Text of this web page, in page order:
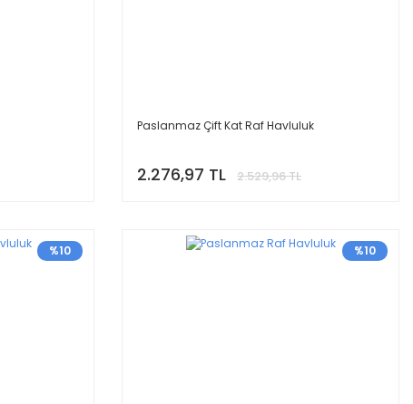
Paslanmaz Çift Kat Raf Havluluk
2.276,97 TL 2.529,96 TL
%10 %10